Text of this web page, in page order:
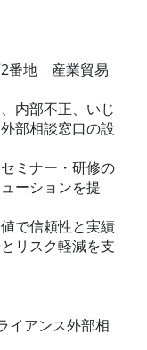
番地 産業貿易
内部不正、いじ
部相談窓口の設
ナー・研修の
ーションを提
信頼性と実績
リスク軽減を支
イアンス外部相